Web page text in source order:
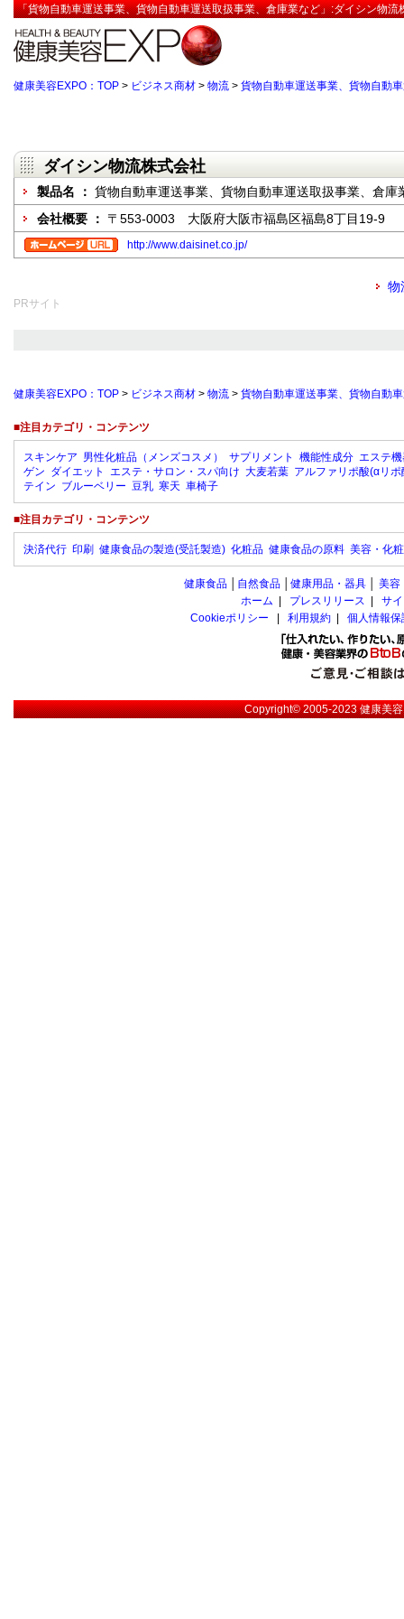
「貨物自動車運送事業、貨物自動車運送取扱事業、倉庫業など」:ダイシン物流
健康美容EXPO：TOP > ビジネス商材 > 物流 > 貨物自動車運送事業、貨物自動
ダイシン物流株式会社
製品名 ： 貨物自動車運送事業、貨物自動車運送取扱事業、倉庫
会社概要 ： 〒553-0003 大阪府大阪市福島区福島8丁目19-9
http://www.daisinet.co.jp/
物
PRサイト
健康美容EXPO：TOP > ビジネス商材 > 物流 > 貨物自動車運送事業、貨物自動
■注目カテゴリ・コンテンツ
スキンケア 男性化粧品（メンズコスメ） サプリメント 機能性成分 エステ
ゲン ダイエット エステ・サロン・スパ向け 大麦若葉 アルファリポ酸(αリポ
テイン ブルーベリー 豆乳 寒天 車椅子
■注目カテゴリ・コンテンツ
決済代行 印刷 健康食品の製造(受託製造) 化粧品 健康食品の原料 美容・化
健康食品 自然食品 健康用品・器具 美容
ホーム
プレスリリース
サ
Cookieポリシー
利用規約 個人情報
Copyright© 2005-2023健康美